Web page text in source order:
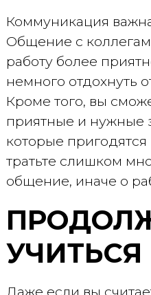
Коммуникация
Общение с
работу более
немного отдохнуть
Кроме того, вы
приятные и нужные
которые
тратьте слишком
общение, иначе о
УЧИТЬСЯ
Даже если вы